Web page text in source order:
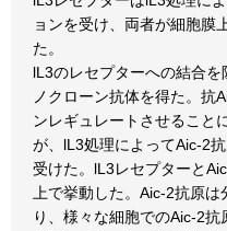
ョンを受け、両者が細胞膜
た。
lL3のレセプターへの結合
ノクローン抗体を得た。抗
ンレギュレートさせること
が、lL3処理によってAic-2
受けた。lL3レセプターと
上で挙動した。Aic-2抗原
り、様々な細胞でのAic-2